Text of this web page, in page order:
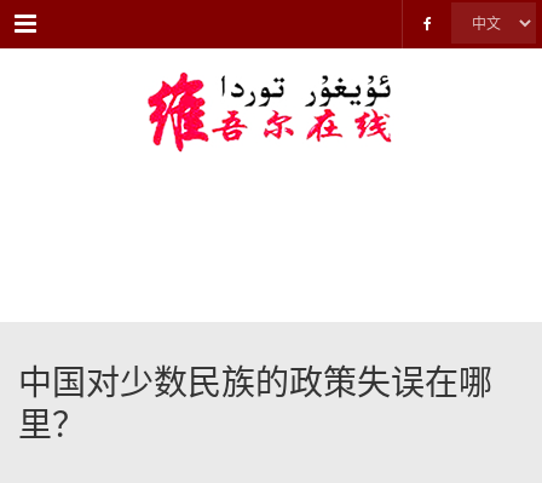
Menu
中国对少数民族的政策失误在哪
里？